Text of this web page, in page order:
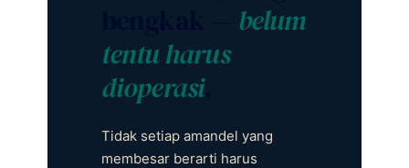
belum
tentu harus
dioperasi.
Tidak setiap amandel yang
membesar berarti harus